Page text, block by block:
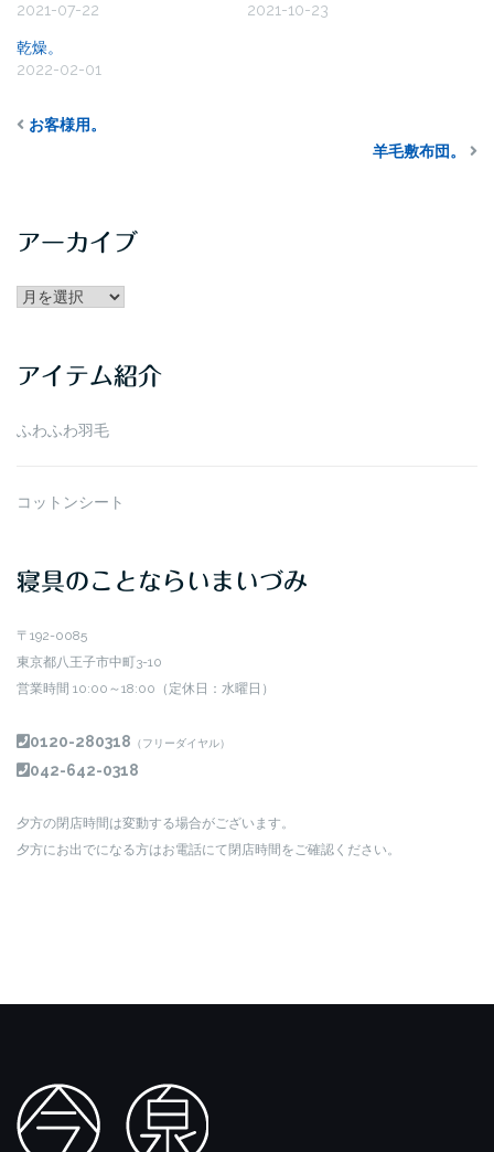
2021-07-22
2021-10-23
乾燥。
2022-02-01
お客様用。
羊毛敷布団。
アーカイブ
アー
ブ
アイテム紹介
ふわふわ羽毛
コットンシート
寝具のことならいまいづみ
〒192-0085
東京都八王子市中町3-10
営業時間 10:00～18:00（定休日：水曜日）
0120-280318 （フリーダイヤル）
042-642-0318
夕方の閉店時間は変動する場合がございます。
夕方にお出でになる方はお電話にて閉店時間をご確認ください。